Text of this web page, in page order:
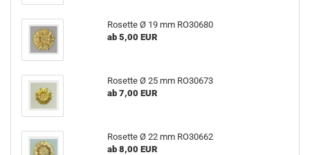
Rosette Ø 19 mm RO30680
ab 5,00 EUR
Rosette Ø 25 mm RO30673
ab 7,00 EUR
Rosette Ø 22 mm RO30662
ab 8,00 EUR